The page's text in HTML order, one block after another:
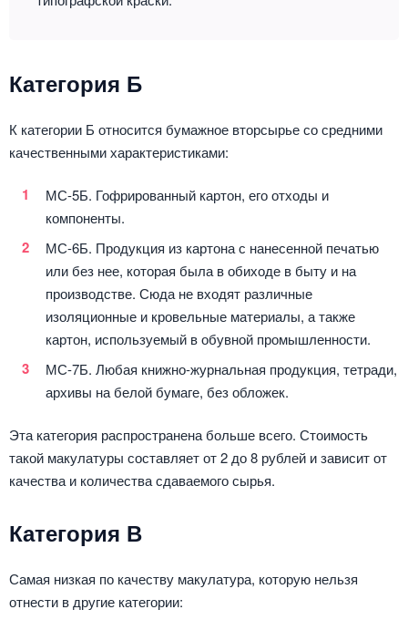
Категория Б
К категории Б относится бумажное вторсырье со средними
качественными характеристиками:
МС-5Б. Гофрированный картон, его отходы и
компоненты.
МС-6Б. Продукция из картона с нанесенной печатью
или без нее, которая была в обиходе в быту и на
производстве. Сюда не входят различные
изоляционные и кровельные материалы, а также
картон, используемый в обувной промышленности.
МС-7Б. Любая книжно-журнальная продукция, тетради,
архивы на белой бумаге, без обложек.
Эта категория распространена больше всего. Стоимость
такой макулатуры составляет от 2 до 8 рублей и зависит от
качества и количества сдаваемого сырья.
Категория В
Самая низкая по качеству макулатура, которую нельзя
отнести в другие категории: